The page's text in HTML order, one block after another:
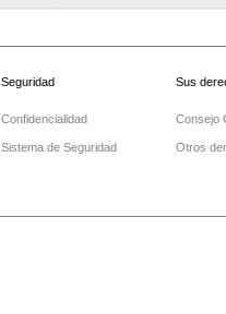
Seguridad
Confidencialidad
Sistema de Seguridad
Sus
Consejo
Otros